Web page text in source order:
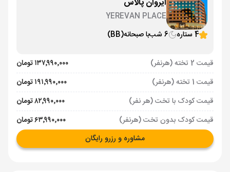
ایروان پالاس
YEREVAN PLACE
4 ستاره
6 شب با صبحانه(BB)
قیمت 2 تخته (هرنفر)
۱۳۷٬۹۹۰٬۰۰۰ تومان
قیمت 1 تخته (هرنفر)
۱۹۱٬۹۹۰٬۰۰۰ تومان
قیمت کودک با تخت (هر نفر)
۸۲٬۹۹۰٬۰۰۰ تومان
قیمت کودک بدون تخت (هرنفر)
۶۳٬۹۹۰٬۰۰۰ تومان
مشاوره و رزرو رایگان